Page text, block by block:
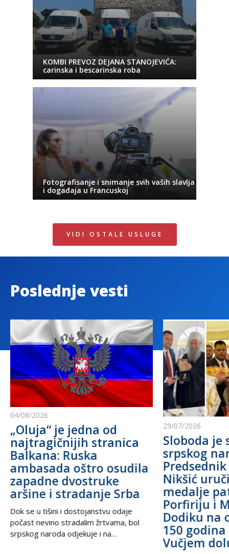
KOMBI PREVOZ DEJANA STANOJEVIĆA:
carinska i bescarinska roba
Fotografisanje i snimanje svih vaših slavlja
i događaja u Francuskoj
VIDI OSTALE USLUGE
Poslednje vesti
04/08/2026
„Oluja“ je jedna od
najtragičnijih stranica
Balkana: Ruska
ambasada oštro osudila
zapadne dvostruke
aršine i stradanje Srba
Dok se u tišini i dostojanstvu odaje
počast nevino stradalim žrtvama, bol
srpskog naroda odjekuje i na
29/07/2026
Sloboda je
srpskog
Nikšić
medalje
Porfiriju i
Dodiku na
150
Vučjem